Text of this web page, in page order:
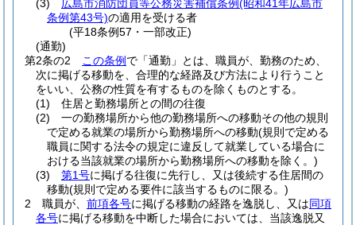
(3)
広島市消防団員等公務災害補償条例(昭和41年広島市
条例第43号)の適用を受ける者
(平18条例57・一部改正)
(通勤)
第2条の2
この条例 で「通勤」とは、職員が、勤務のため、
次に掲げる移動を、合理的な経路及び方法により行うこと
をいい、公務の性質を有するものを除くものとする。
(1)
住居と勤務場所との間の往復
(2)
一の勤務場所から他の勤務場所への移動その他の規則
で定める就業の場所から勤務場所への移動(規則で定める
職員に関する法令の規定に違反して就業している場合に
おける当該就業の場所から勤務場所への移動を除く。)
(3)
第1号に掲げる往復に先行し、又は後続する住居間の
移動(規則で定める要件に該当するものに限る。)
2
職員が、 前項各号に掲げる移動の経路を逸脱し、又は同項
各号に掲げる移動を中断した場合においては、当該逸脱又